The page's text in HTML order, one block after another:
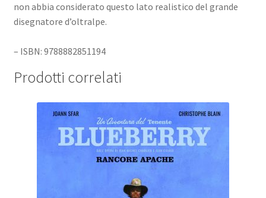
non abbia considerato questo lato realistico del grande
disegnatore d’oltralpe.
– ISBN: 9788882851194
Prodotti correlati